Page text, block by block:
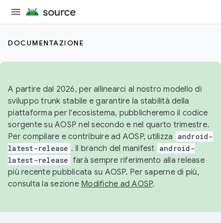
DOCUMENTAZIONE
A partire dal 2026, per allinearci al nostro modello di
sviluppo trunk stabile e garantire la stabilità della
piattaforma per l'ecosistema, pubblicheremo il codice
sorgente su AOSP nel secondo e nel quarto trimestre.
Per compilare e contribuire ad AOSP, utilizza
android-
latest-release . Il branch del manifest android-
latest-release farà sempre riferimento alla release
più recente pubblicata su AOSP. Per saperne di più,
consulta la sezione Modifiche ad AOSP.